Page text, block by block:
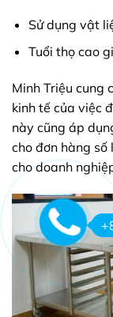
Sử dụng vật
Tuổi thọ cao
Minh Triệu cung
kinh tế của việc
này cũng áp
cho đơn hàng số
cho doanh